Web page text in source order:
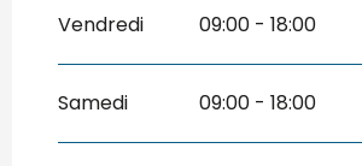
Vendredi 09:00 - 18:00
Samedi 09:00 - 18:00